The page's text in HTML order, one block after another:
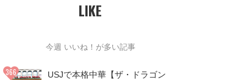
LIKE
今週 いいね！が多い記事
USJで本格中華【ザ・ドラゴン